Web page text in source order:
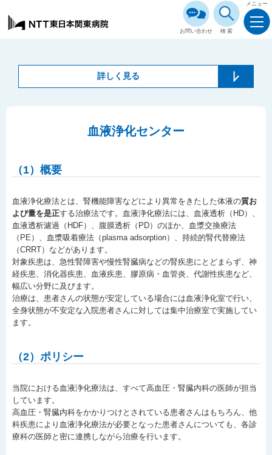
お問い合わせ 検索
メニュー
詳しく見る
血液浄化センター
（1）概要
血液浄化療法とは、腎機能障害などにより異常をきたした体液の質お
よび量を是正する治療法です。血液浄化療法には、血液透析（HD）、
血液透析濾過（HDF）、腹膜透析（PD）のほか、血漿交換療法
（PE）、血漿吸着療法（plasma adsorption）、持続的腎代替療法
（CRRT）などがあります。
対象疾患は、急性腎障害や慢性腎臓病などの腎疾患にとどまらず、神
経疾患、消化器疾患、血液疾患、膠原病・血管炎、代謝性疾患など、
幅広い分野に及びます。
治療は、患者さんの状態が安定している場合には血液浄化室で行い、
全身状態が不安定な入院患者さんに対しては集中治療室で実施してい
ます。
（2）ポリシー
当院における血液浄化療法は、すべて高血圧・腎臓内科の医師が担当
しています。
高血圧・腎臓内科をかかりつけとされている患者さんはもちろん、他
科疾患により血液浄化療法が必要となった患者さんについても、各診
療科の医師と密に連携しながら治療を行います。